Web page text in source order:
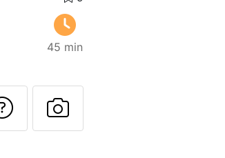
45 min
receta a un amigo
esta página
Preguntar al autor
Publicar la foto